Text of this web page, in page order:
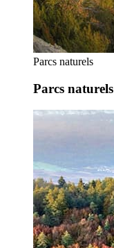
Parcs naturels
Parcs naturels